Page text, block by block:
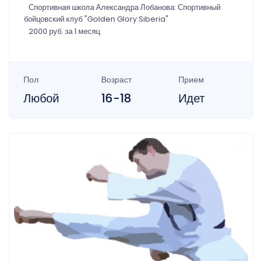
Спортивная школа Александра Лобанова: Спортивный
бойцовский клуб "Golden Glory Siberia"
2000 руб. за 1 месяц
Пол
Любой
Возраст
16-18
Прием
Идет